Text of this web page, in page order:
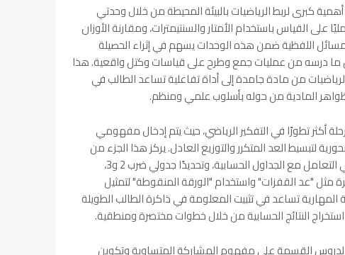
كبرى لربط الرياضيات بالبيئة المحيطة من خلال وحدتي
على القياس باستخدام الأمتار والسنتيمترات، ومقارنة الأوزان
اللفظية ضمن هذه الوحدات يسهم في إثراء الحصيلة
ما درسه من عمليات جمع وطرح على قياسات وكتل واقعية. هذا
من مادة جامدة إلى أداة تفاعلية تساعد الطالب في
المادية من حوله بأسلوب علمي ومنظم.
أكثر تطورًا في التفكير الرياضي، حيث يتم إدخال مفهومي
لتبسيط العد المتكرر والتوزيع العادل. يركز هذا الجزء من
الكتاب على بناء الثقة لدى الطالب في التعامل مع الجداول الحسابية، وتحديدًا جدولي ضرب 2 و3،
مثل "عد القفزات" واستخدام "الورقة المنقوطة" لتمثيل
المهارية تساعد في تثبيت المعلومة في ذاكرة الطالب الطويلة
النتائج الحسابية من خلال خطوات مختصرة ومنطقية.
لدروس القسمة على مفهوم المشاركة المتساوية وتكوين